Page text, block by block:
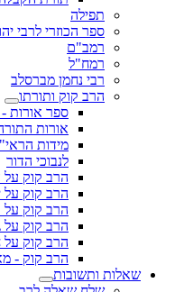
תפילה
ספר הכוזרי לרבי
רמב"ם
רמח"ל
רבי נחמן מברסלב
הרב קוק ותורתו
ספר אורות -
אורות
מידות
לנבוכי הדור
הרב קוק על
הרב קוק על
הרב קוק
הרב קוק על
הרב קוק
הרב קוק -
שאלות ותשובות